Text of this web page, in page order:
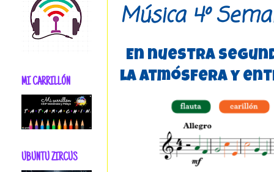
Música 4º
En nuestra
la atmósfera y
MI CARRILLÓN
UBUNTU ZIRCUS